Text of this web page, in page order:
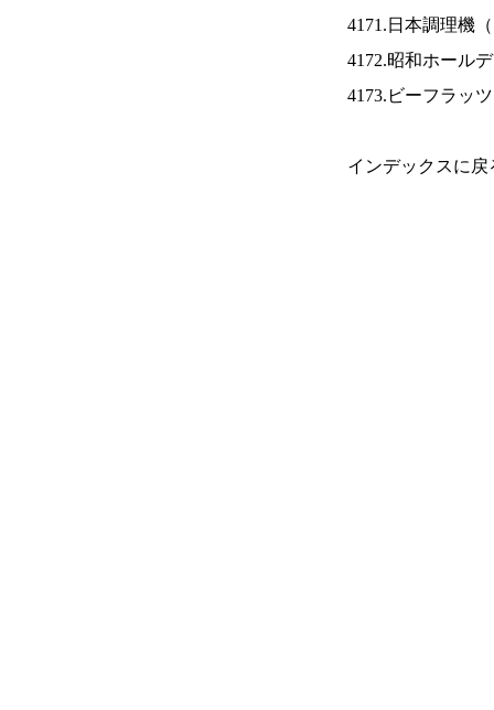
4171.日本調理機（
4172.昭和ホール
4173.ビーフラッ
インデックスに戻